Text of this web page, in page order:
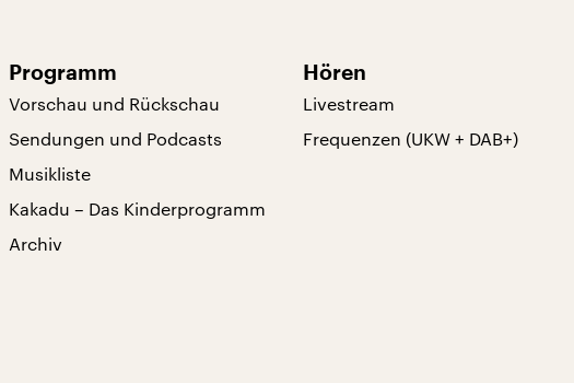
Programm
Vorschau und Rückschau
Sendungen und Podcasts
Musikliste
Kakadu – Das Kinderprogramm
Archiv
Hören
Livestream
Frequenzen (UKW + DAB+)